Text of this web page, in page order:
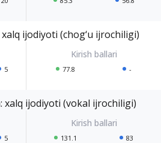
ijodiyoti (chog‘u ijrochiligi)
5 77.8 -
xalq ijodiyoti (vokal ijrochiligi)
5 131.1 83